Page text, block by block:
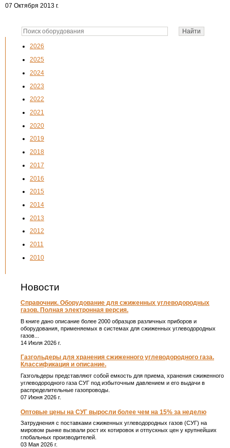
2026
2025
2024
2023
2022
2021
2020
2019
2018
2017
2016
2015
2014
2013
2012
2011
2010
Новости
Справочник. Оборудование для сжиженных углеводородных
газов. Полная электронная версия.
В книге дано описание более 2000 образцов различных приборов и
оборудования, применяемых в системах для сжиженных углеводородных
газов...
14 Июля 2026 г.
Газгольдеры для хранения сжиженного углеводородного газа.
Классификация и описание.
Газгольдеры представляют собой емкость для приема, хранения сжиженного
углеводородного газа СУГ под избыточным давлением и его выдачи в
распределительные газопроводы.
07 Июня 2026 г.
Оптовые цены на СУГ выросли более чем на 15% за неделю
Затруднения с поставками сжиженных углеводородных газов (СУГ) на
мировом рынке вызвали рост их котировок и отпускных цен у крупнейших
глобальных производителей.
03 Мая 2026 г.
07 Октября 2013 г.